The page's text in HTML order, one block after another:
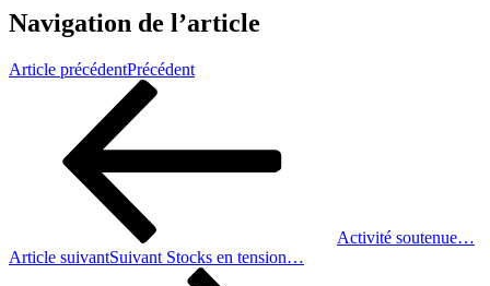
Navigation de l’article
Article précédentPrécédent
Activité soutenue…
Article suivantSuivant Stocks en tension…